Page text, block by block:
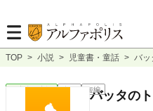
TOP > 小説 > 児童書・童話 > バッ
児童書・童話 完結 短編
バッタの